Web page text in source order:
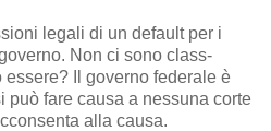
legali di un default per i
Non ci sono class-
Il governo federale è
può fare causa a nessuna corte
alla causa.